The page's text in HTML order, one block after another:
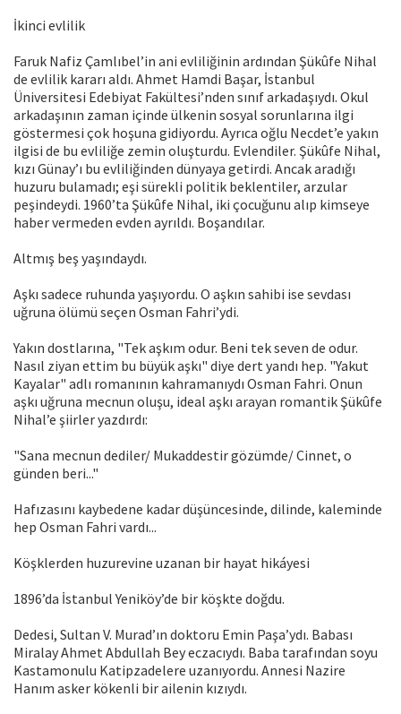
İkinci evlilik
Faruk Nafiz Çamlıbel’in ani evliliğinin ardından Şükûfe Nihal
de evlilik kararı aldı. Ahmet Hamdi Başar, İstanbul
Üniversitesi Edebiyat Fakültesi’nden sınıf arkadaşıydı. Okul
arkadaşının zaman içinde ülkenin sosyal sorunlarına ilgi
göstermesi çok hoşuna gidiyordu. Ayrıca oğlu Necdet’e yakın
ilgisi de bu evliliğe zemin oluşturdu. Evlendiler. Şükûfe Nihal,
kızı Günay’ı bu evliliğinden dünyaya getirdi. Ancak aradığı
huzuru bulamadı; eşi sürekli politik beklentiler, arzular
peşindeydi. 1960’ta Şükûfe Nihal, iki çocuğunu alıp kimseye
haber vermeden evden ayrıldı. Boşandılar.
Altmış beş yaşındaydı.
Aşkı sadece ruhunda yaşıyordu. O aşkın sahibi ise sevdası
uğruna ölümü seçen Osman Fahri’ydi.
Yakın dostlarına, "Tek aşkım odur. Beni tek seven de odur.
Nasıl ziyan ettim bu büyük aşkı" diye dert yandı hep. "Yakut
Kayalar" adlı romanının kahramanıydı Osman Fahri. Onun
aşkı uğruna mecnun oluşu, ideal aşkı arayan romantik Şükûfe
Nihal’e şiirler yazdırdı:
"Sana mecnun dediler/ Mukaddestir gözümde/ Cinnet, o
günden beri..."
Hafızasını kaybedene kadar düşüncesinde, dilinde, kaleminde
hep Osman Fahri vardı...
Köşklerden huzurevine uzanan bir hayat hikáyesi
1896’da İstanbul Yeniköy’de bir köşkte doğdu.
Dedesi, Sultan V. Murad’ın doktoru Emin Paşa’ydı. Babası
Miralay Ahmet Abdullah Bey eczacıydı. Baba tarafından soyu
Kastamonulu Katipzadelere uzanıyordu. Annesi Nazire
Hanım asker kökenli bir ailenin kızıydı.